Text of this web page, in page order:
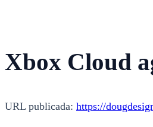
Xbox Cloud
URL publicada: https://